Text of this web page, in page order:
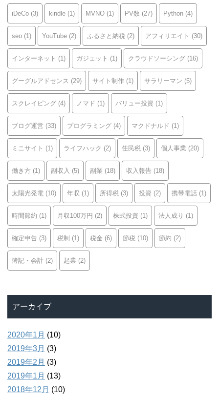
iDeCo (3) kindle (1) MVNO (1) PV数 (27) Python (4)
seo (1) YouTube (2) ふるさと納税 (2) アフィリエイト (30)
インターネット (1) ガジェット (1) クラウドソーシング (16)
グーグルアドセンス (29) サイト制作 (1) サラリーマン (5)
スクレイピング (4) ノマド (1) バリュー投資 (1)
ブログ運営 (33) プログラミング (4) マクドナルド (1)
ミニサイト (1) ライフハック (2) 住民税 (3) 個人事業 (20)
働き方 (1) 副収入 (5) 副業 (18) 収入報告 (18)
太陽光発電 (10) 年収 (1) 所得税 (3) 投資 (2) 携帯電話 (1)
時間節約 (1) 月収100万円 (2) 株式投資 (1) 法人成り (1)
確定申告 (3) 税制 (1) 税金 (6) 節税 (10) 節約 (2)
簿記・会計 (2) 起業 (2)
アーカイブ
2020年1月 (10)
2019年3月 (3)
2019年2月 (3)
2019年1月 (13)
2018年12月 (10)